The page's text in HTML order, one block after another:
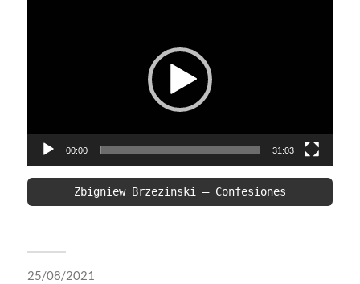
00:00 31:03
Zbigniew Brzezinski – Confesiones
25/08/2021